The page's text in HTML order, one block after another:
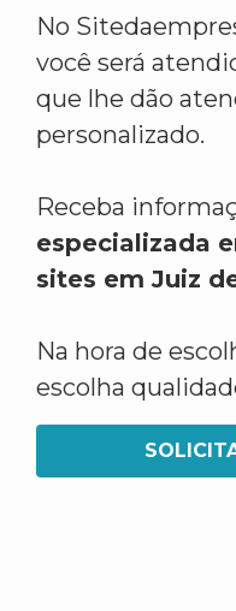
No
você será
que lhe dão
personalizado.
Receba
especializada
sites em Juiz
Na hora de
escolha